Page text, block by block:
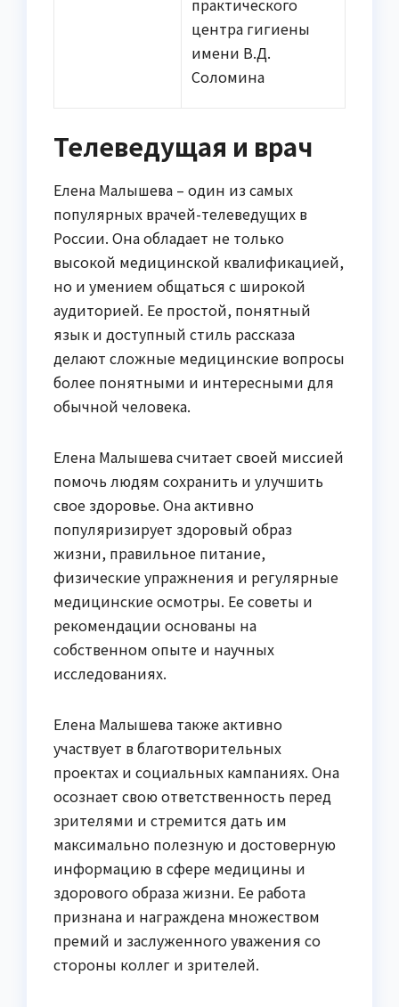
центра гигиены
имени В.Д.
Соломина
Телеведущая и врач
Елена Малышева – один из самых
популярных врачей-телеведущих в
России. Она обладает не только
высокой медицинской квалификацией,
но и умением общаться с широкой
аудиторией. Ее простой, понятный
язык и доступный стиль рассказа
делают сложные медицинские вопросы
более понятными и интересными для
обычной человека.
Елена Малышева считает своей миссией
помочь людям сохранить и улучшить
свое здоровье. Она активно
популяризирует здоровый образ
жизни, правильное питание,
физические упражнения и регулярные
медицинские осмотры. Ее советы и
рекомендации основаны на
собственном опыте и научных
исследованиях.
Елена Малышева также активно
участвует в благотворительных
проектах и социальных кампаниях. Она
осознает свою ответственность перед
зрителями и стремится дать им
максимально полезную и достоверную
информацию в сфере медицины и
здорового образа жизни. Ее работа
признана и награждена множеством
премий и заслуженного уважения со
стороны коллег и зрителей.